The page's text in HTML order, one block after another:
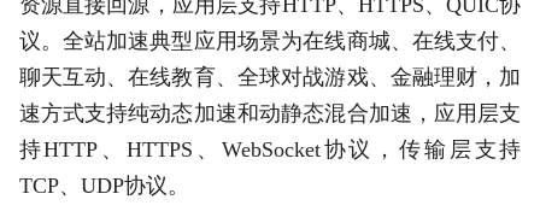
议。全站加速典型应用场景为在线商城、在线支付、
聊天互动、在线教育、全球对战游戏、金融理财，加
速方式支持纯动态加速和动静态混合加速，应用层支
持HTTP、HTTPS、WebSocket协议，传输层支持
TCP、UDP协议。